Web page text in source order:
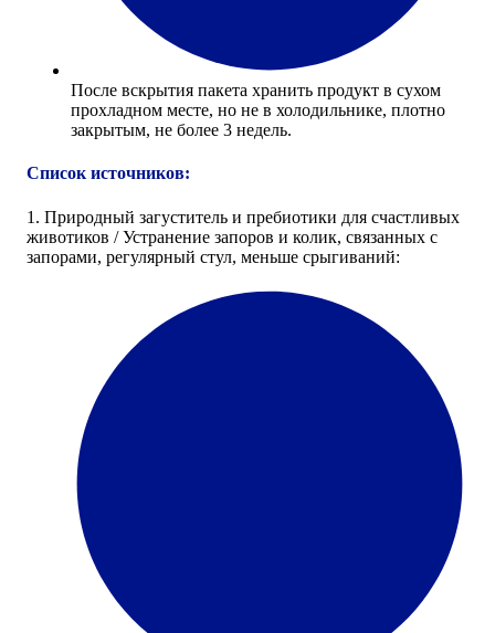
После вскрытия пакета хранить продукт в сухом
прохладном месте, но не в холодильнике, плотно
закрытым, не более 3 недель.
Список источников:
1. Природный загуститель и пребиотики для счастливых
животиков / Устранение запоров и колик, связанных с
запорами, регулярный стул, меньше срыгиваний: